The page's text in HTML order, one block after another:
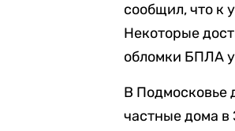
сообщил, что к
Некоторые
обломки БПЛА
В Подмосковье
частные дома в